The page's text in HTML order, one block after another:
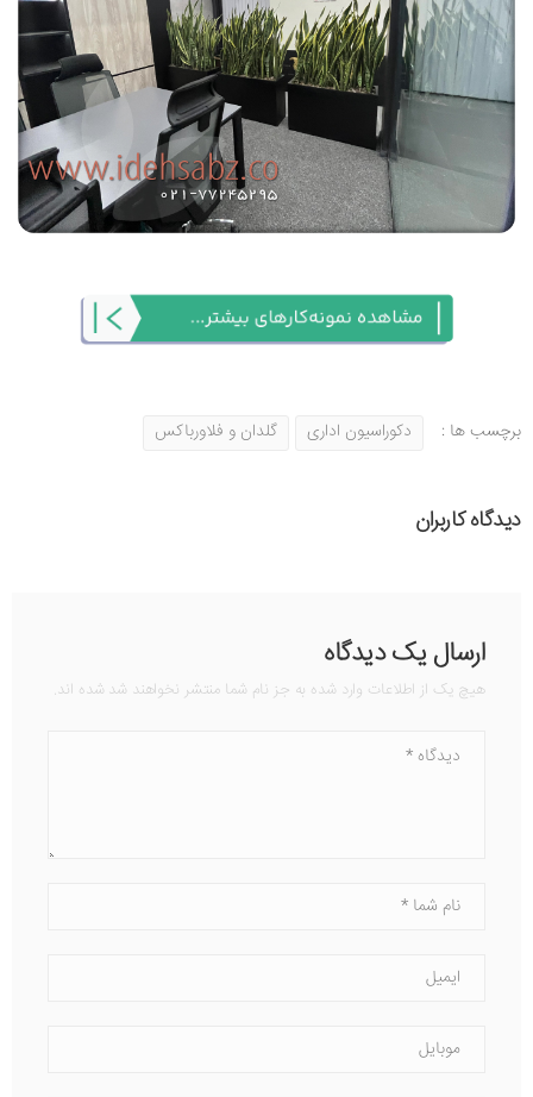
برچسب ها : دکوراسیون اداری گلدان و فلاورباکس
دیدگاه کاربران
ارسال یک دیدگاه
هیچ یک از اطلاعات وارد شده به جز نام شما منتشر نخواهند شد شده اند.